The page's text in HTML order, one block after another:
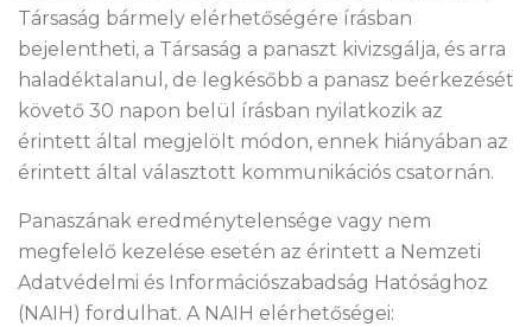
Társaság bármely elérhetőségére írásban
bejelentheti, a Társaság a panaszt kivizsgálja, és arra
haladéktalanul, de legkésőbb a panasz beérkezését
követő 30 napon belül írásban nyilatkozik az
érintett által megjelölt módon, ennek hiányában az
érintett által választott kommunikációs csatornán.
Panaszának eredménytelensége vagy nem
megfelelő kezelése esetén az érintett a Nemzeti
Adatvédelmi és Információszabadság Hatósághoz
(NAIH) fordulhat. A NAIH elérhetőségei: